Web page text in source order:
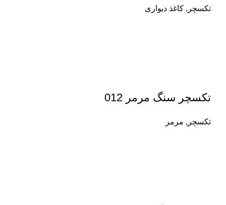
تکسچر , کاغذ دیواری
تکسچر سنگ مرمر 012
تکسچر , مرمر